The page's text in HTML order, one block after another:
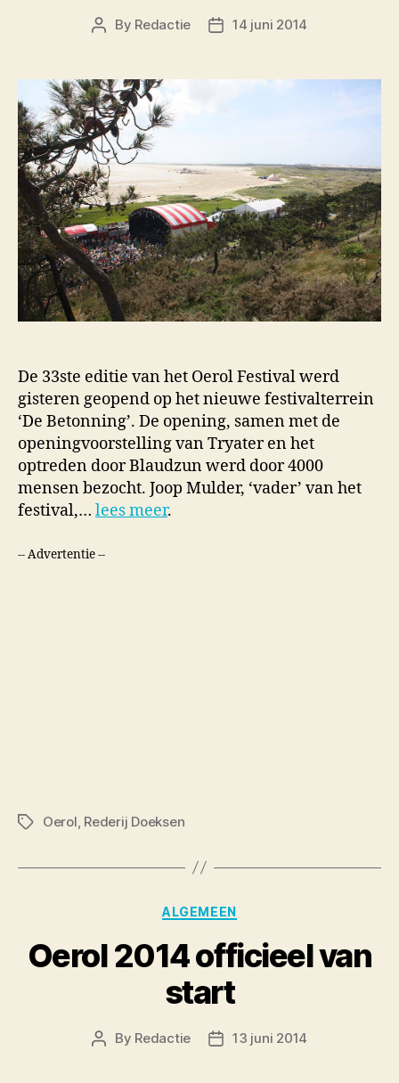
Post
By Redactie
Post14 juni 2014
De 33ste editie van het Oerol Festival werd
gisteren geopend op het nieuwe festivalterrein
‘De Betonning’. De opening, samen met de
openingvoorstelling van Tryater en het
optreden door Blaudzun werd door 4000
mensen bezocht. Joop Mulder, ‘vader’ van het
festival,… lees meer.
-- Advertentie --
TagsOerol, Rederij Doeksen
Categories
ALGEMEEN
Oerol 2014 officieel van
start
Post
By Redactie
Post13 juni 2014